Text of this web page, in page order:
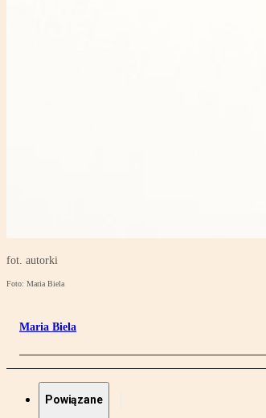
fot. autorki
Foto: Maria Biela
Maria Biela
Powiązane